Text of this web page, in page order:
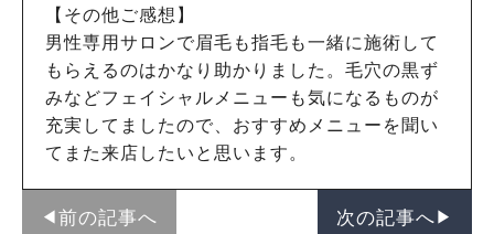
【その他ご感想】
男性専用サロンで眉毛も指毛も一緒に施術して
もらえるのはかなり助かりました。毛穴の黒ず
みなどフェイシャルメニューも気になるものが
充実してましたので、おすすめメニューを聞い
てまた来店したいと思います。
◀︎前の記事へ 次の記事へ▶︎